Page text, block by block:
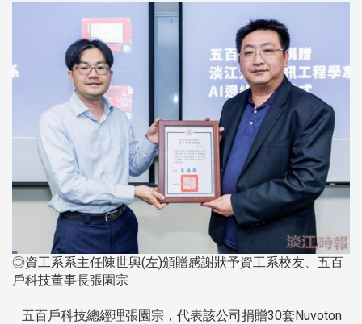
◎資工系系主任陳世興(左)頒贈感謝狀予資工系校友、五百
戶科技董事長張園宗
五百戶科技總經理張園宗，代表該公司捐贈30套Nuvoton